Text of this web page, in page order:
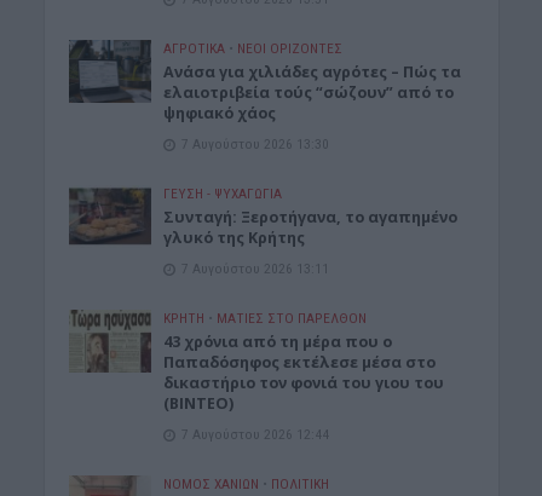
ΑΓΡΟΤΙΚΑ • ΝΕΟΙ ΟΡΙΖΟΝΤΕΣ
Ανάσα για χιλιάδες αγρότες – Πώς τα
ελαιοτριβεία τούς “σώζουν” από το
ψηφιακό χάος
7 Αυγούστου 2026 13:30
ΓΕΎΣΗ - ΨΥΧΑΓΩΓΊΑ
Συνταγή: Ξεροτήγανα, το αγαπημένο
γλυκό της Κρήτης
7 Αυγούστου 2026 13:11
ΚΡΗΤΗ • ΜΑΤΙΕΣ ΣΤΟ ΠΑΡΕΛΘΟΝ
43 χρόνια από τη μέρα που ο
Παπαδόσηφος εκτέλεσε μέσα στο
δικαστήριο τον φονιά του γιου του
(ΒΙΝΤΕΟ)
7 Αυγούστου 2026 12:44
ΝΟΜΌΣ ΧΑΝΊΩΝ • ΠΟΛΙΤΙΚΗ